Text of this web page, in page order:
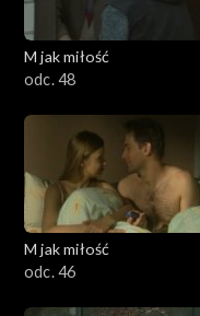
M jak miłość
odc. 48
M jak miłość
odc. 46